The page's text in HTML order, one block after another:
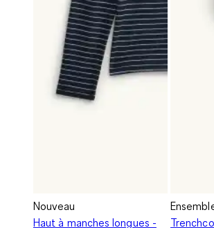
Nouveau
Haut à manches longues -